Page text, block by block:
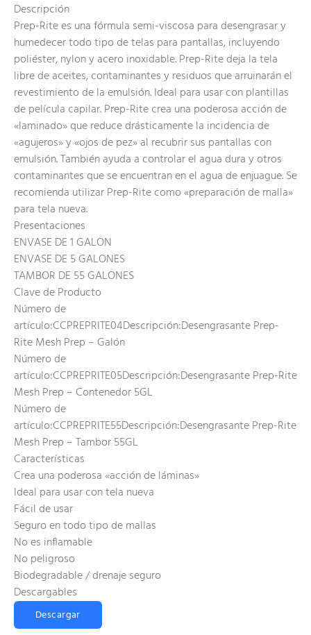
Descripción
Prep-Rite es una fórmula semi-viscosa para desengrasar y
humedecer todo tipo de telas para pantallas, incluyendo
poliéster, nylon y acero inoxidable. Prep-Rite deja la tela
libre de aceites, contaminantes y residuos que arruinarán el
revestimiento de la emulsión. Ideal para usar con plantillas
de película capilar. Prep-Rite crea una poderosa acción de
«laminado» que reduce drásticamente la incidencia de
«agujeros» y «ojos de pez» al recubrir sus pantallas con
emulsión. También ayuda a controlar el agua dura y otros
contaminantes que se encuentran en el agua de enjuague. Se
recomienda utilizar Prep-Rite como «preparación de malla»
para tela nueva.
Presentaciones
ENVASE DE 1 GALON
ENVASE DE 5 GALONES
TAMBOR DE 55 GALONES
Clave de Producto
Número de
artículo:CCPREPRITE04Descripción:Desengrasante Prep-
Rite Mesh Prep – Galón
Número de
artículo:CCPREPRITE05Descripción:Desengrasante Prep-Rite
Mesh Prep – Contenedor 5GL
Número de
artículo:CCPREPRITE55Descripción:Desengrasante Prep-Rite
Mesh Prep – Tambor 55GL
Características
Crea una poderosa «acción de láminas»
Ideal para usar con tela nueva
Fácil de usar
Seguro en todo tipo de mallas
No es inflamable
No peligroso
Biodegradable / drenaje seguro
Descargables
Descargar